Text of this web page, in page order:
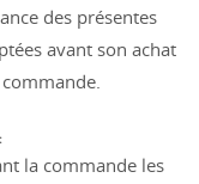
des présentes
avant son achat
la commande les